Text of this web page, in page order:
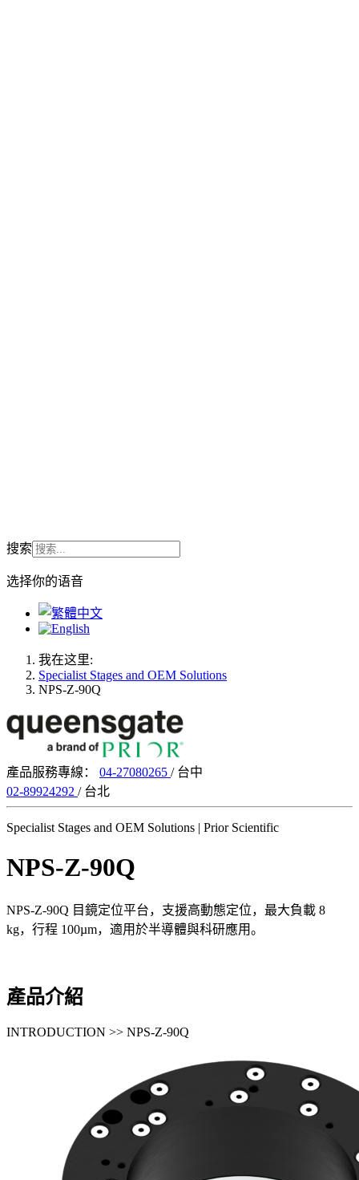
搜索
选择你的语音
我在这里:
Specialist Stages and OEM Solutions
NPS-Z-90Q
產品服務專線： 04-27080265 / 台中
02-89924292 / 台北
Specialist Stages and OEM Solutions | Prior Scientific
NPS-Z-90Q
NPS-Z-90Q 目鏡定位平台，支援高動態定位，最大負載 8
kg，行程 100µm，適用於半導體與科研應用。
產品介紹
INTRODUCTION >> NPS-Z-90Q